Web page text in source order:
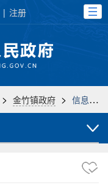
| 注册
> 金竹镇政府 > 信息公开年报